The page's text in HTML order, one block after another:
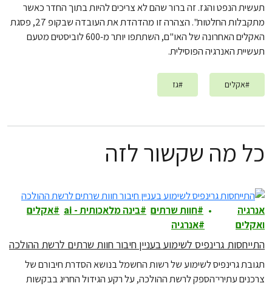
תעשית הנפט והגז. זה ברור שהם לא צריכים להיות בתוך החדר כאשר
מתקבלות החלטות". הצהרה זו מהדהדת את העובדה שבקופ 27, פסגת
האקלים האחרונה של האו"ם, השתתפו יותר מ-600 לוביסטים מטעם
תעשיית האנרגיה הפוסילית.
#אקלים #גז
כל מה שקשור לזה
אנרגיה
ואקלים
חוות שרתים בינה מלאכותית - ai
אקלים
אנרגיה
התייחסות גרינפיס לשימוע בעניין חיבור חוות שרתים לרשת ההולכה
תגובת גרינפיס לשימוע של רשות החשמל בנושא הסדרת חיבורם של
צרכנים עתירי־הספק לרשת ההולכה, על רקע הגידול החריג בבקשות